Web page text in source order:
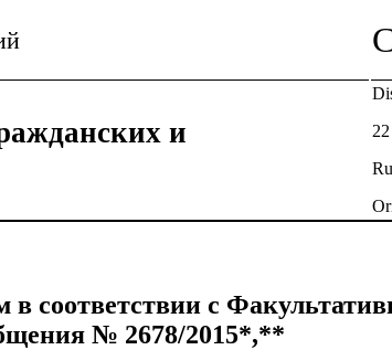
и
соответствии с
№ 2678/2015*,**